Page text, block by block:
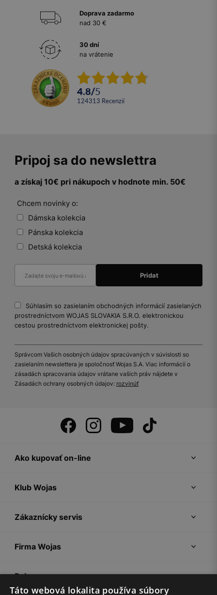
Doprava zadarmo
nad 30 €
30 dní
na vrátenie
4.8/5
124313 recenzií
Pripoj sa do newslettra
a získaj 10€ pri nákupoch v hodnote min. 50€
Chcem novinky o:
Dámska kolekcia
Pánska kolekcia
Detská kolekcia
Súhlasím so zasielaním obchodných informácií zasielaných
prostredníctvom WOJAS SLOVAKIA S.R.O. elektronickou
cestou prostredníctvom elektronickej pošty.
Správcom Vašich osobných údajov spracúvaných v súvislosti so
zasielaním newslettera je spoločnosť Wojas S.A. Viac informácií o
zásadách spracovania údajov vrátane vašich práv nájdete v
Zásadách ochrany osobných údajov: rozvinúť
Ako kupovať on-line
Klub Wojas
Zákaznícky servis
Firma Wojas
Pokyny
Táto webová lokalita používa súbory